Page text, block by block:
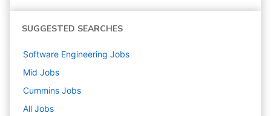
SUGGESTED SEARCHES
Software Engineering Jobs
Mid Jobs
Cummins Jobs
All Jobs